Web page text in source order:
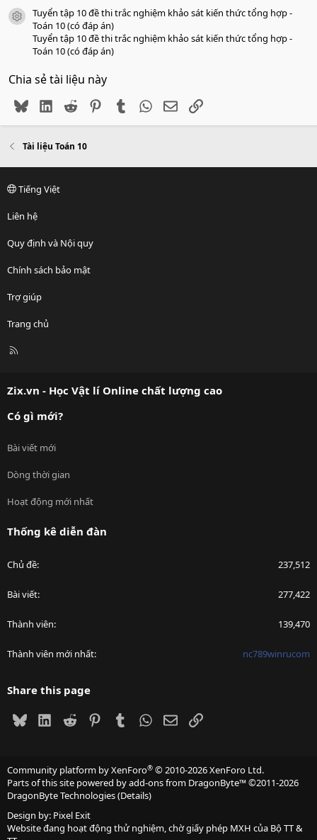
icon tài liệu
Tuyển tập 10 đề thi trắc nghiệm khảo sát kiến thức tổng hợp -
Toán 10 (có đáp án)
Tuyển tập 10 đề thi trắc nghiệm khảo sát kiến thức tổng hợp -
Toán 10 (có đáp án)
Chia sẻ tài liệu này
BlueskyLinkedIn
Reddit PinterestTumblr WhatsApp
EmailLink
Tài liệu Toán 10
Tiếng Việt
Liên hệ
Quy định và Nội quy
Chính sách bảo mật
Trợ giúp
Trang chủ
R
Zix.vn - Học Vật lí Online chất lượng cao
Có gì mới?
Bài viết mới
Dòng thời gian
Hoạt động mới nhất
Thống kê diễn đàn
Chủ đề 237,512
Bài viết 277,422
Thành viên 139,470
Thành viên mới nhất nc789winrucom
Share this page
BlueskyLinkedIn
Reddit PinterestTumblrWhatsApp
EmailLink
Community platform by XenForo® © 2010-2026 XenForo Ltd.
Parts of this site powered byadd-ons from DragonByte™©2011-2026
DragonByte Technologies(Details)
Design by: Pixel Exit
Website đang hoạt động thử nghiệm, chờ giấy phép MXH của Bộ TT &